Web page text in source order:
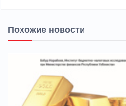
Похожие новости